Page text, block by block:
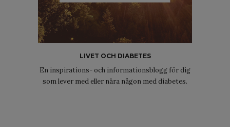
LIVET OCH DIABETES
En inspirations- och informationsblogg för dig
som lever med eller nära någon med diabetes.